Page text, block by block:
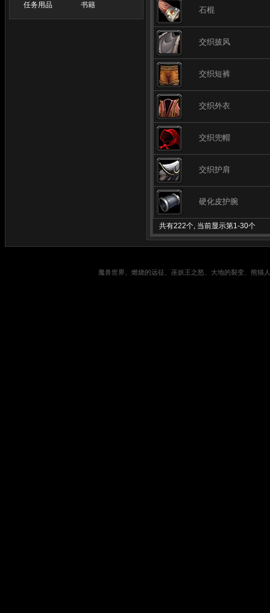
任务用品 书籍
石棍
交织披风
交织短裤
交织外衣
交织兜帽
交织护肩
硬化皮护腕
共有222个, 当前显示第1-30个
魔兽世界、燃烧的远征、巫妖王之怒、大地的裂变、熊猫